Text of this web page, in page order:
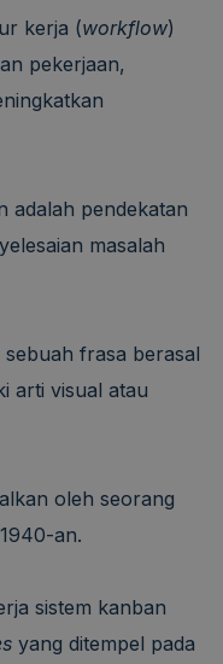
kerja (workflow)
pekerjaan,
adalah pendekatan
masalah
frasa berasal
arti visual atau
oleh seorang
an.
sistem kanban
yang ditempel pada